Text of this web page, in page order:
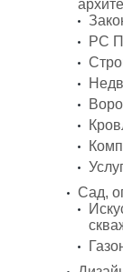
PC
Сад,